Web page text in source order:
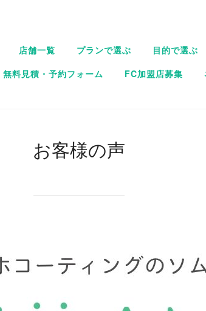
店舗一覧 プランで選ぶ 目的で選ぶ
無料見積・予約フォーム FC加盟店募集
お客様の声